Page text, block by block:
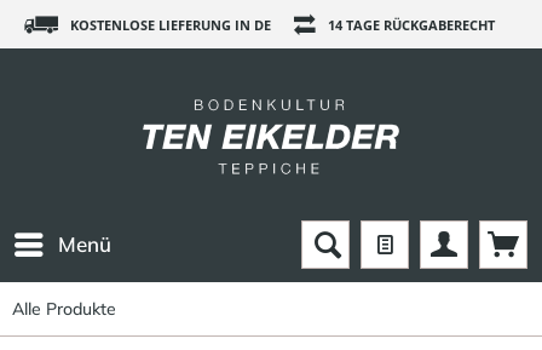
KOSTENLOSE LIEFERUNG IN DE 14 TAGE RÜCKGABERECHT
Menü
Alle Produkte